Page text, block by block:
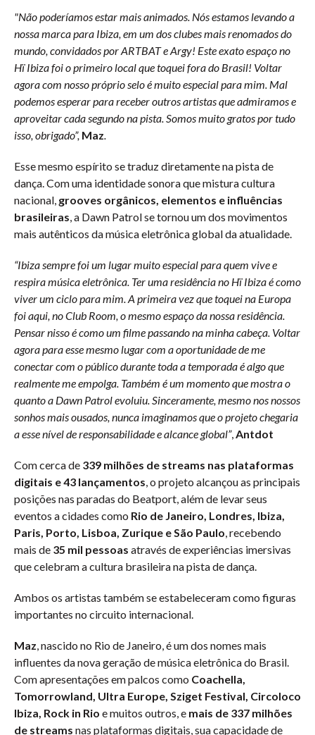
"Não poderíamos estar mais animados. Nós estamos levando a
nossa marca para Ibiza, em um dos clubes mais renomados do
mundo, convidados por ARTBAT e Argy! Este exato espaço no
Hï Ibiza foi o primeiro local que toquei fora do Brasil! Voltar
agora com nosso próprio selo é muito especial para mim. Mal
podemos esperar para receber outros artistas que admiramos e
aproveitar cada segundo na pista. Somos muito gratos por tudo
isso, obrigado”, Maz.
Esse mesmo espírito se traduz diretamente na pista de
dança. Com uma identidade sonora que mistura cultura
nacional, grooves orgânicos, elementos e influências
brasileiras, a Dawn Patrol se tornou um dos movimentos
mais autênticos da música eletrônica global da atualidade.
“Ibiza sempre foi um lugar muito especial para quem vive e
respira música eletrônica. Ter uma residência no Hï Ibiza é como
viver um ciclo para mim. A primeira vez que toquei na Europa
foi aqui, no Club Room, o mesmo espaço da nossa residência.
Pensar nisso é como um filme passando na minha cabeça. Voltar
agora para esse mesmo lugar com a oportunidade de me
conectar com o público durante toda a temporada é algo que
realmente me empolga. Também é um momento que mostra o
quanto a Dawn Patrol evoluiu. Sinceramente, mesmo nos nossos
sonhos mais ousados, nunca imaginamos que o projeto chegaria
a esse nível de responsabilidade e alcance global”,Antdot
Com cerca de 339 milhões de streams nas plataformas
digitais e 43 lançamentos, o projeto alcançou as principais
posições nas paradas do Beatport, além de levar seus
eventos a cidades como Rio de Janeiro, Londres, Ibiza,
Paris, Porto, Lisboa, Zurique e São Paulo, recebendo
mais de 35 mil pessoas através de experiências imersivas
que celebram a cultura brasileira na pista de dança.
Ambos os artistas também se estabeleceram como figuras
importantes no circuito internacional.
Maz, nascido no Rio de Janeiro, é um dos nomes mais
influentes da nova geração de música eletrônica do Brasil.
Com apresentações em palcos como Coachella,
Tomorrowland, Ultra Europe, Sziget Festival, Circoloco
Ibiza, Rock in Rio e muitos outros, e mais de 337 milhões
de streams nas plataformas digitais, sua capacidade de